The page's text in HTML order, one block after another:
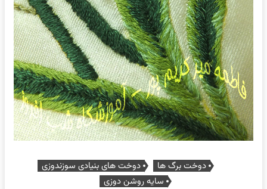
دوخت برگ ها
دوخت های بنیادی سوزندوزی
سایه روشن دوزی